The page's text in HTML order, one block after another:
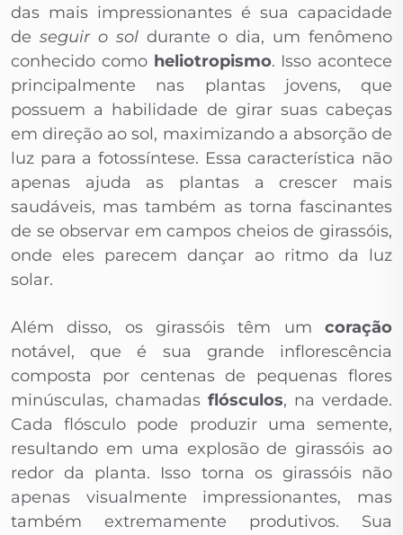
das mais impressionantes é sua capacidade
de seguir o soldurante o dia, um fenômeno
conhecido como heliotropismo. Isso acontece
principalmente nas plantas jovens, que
possuem a habilidade de girar suas cabeças
em direção ao sol, maximizando a absorção de
luz para a fotossíntese. Essa característica não
apenas ajuda as plantas a crescer mais
saudáveis, mas também as torna fascinantes
de se observar em campos cheios de girassóis,
onde eles parecem dançar ao ritmo da luz
solar.
Além disso, os girassóis têm um coração
notável, que é sua grande inflorescência
composta por centenas de pequenas flores
minúsculas, chamadas flósculos, na verdade.
Cada flósculo pode produzir uma semente,
resultando em uma explosão de girassóis ao
redor da planta. Isso torna os girassóis não
apenas visualmente impressionantes, mas
também extremamente produtivos. Sua